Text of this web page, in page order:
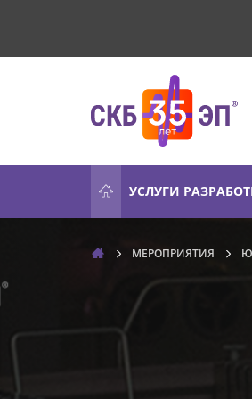
УСЛУГИ
МЕРОПРИЯТИЯ